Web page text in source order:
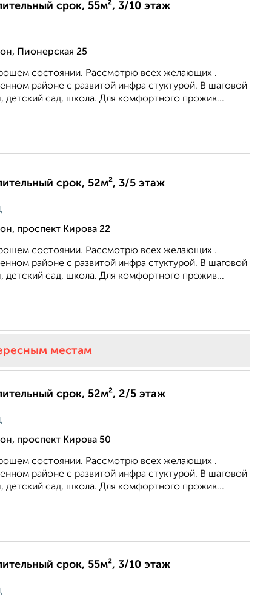
срок, 55м², 3/10 этаж
Пионерская 25
состоянии. Рассмотрю всех желающих .
районе с развитой инфра стуктурой. В шаговой
детский сад, школа. Для комфортного прожив...
срок, 52м², 3/5 этаж
проспект Кирова 22
состоянии. Рассмотрю всех желающих .
районе с развитой инфра стуктурой. В шаговой
детский сад, школа. Для комфортного прожив...
местам
срок, 52м², 2/5 этаж
проспект Кирова 50
состоянии. Рассмотрю всех желающих .
районе с развитой инфра стуктурой. В шаговой
детский сад, школа. Для комфортного прожив...
срок, 55м², 3/10 этаж